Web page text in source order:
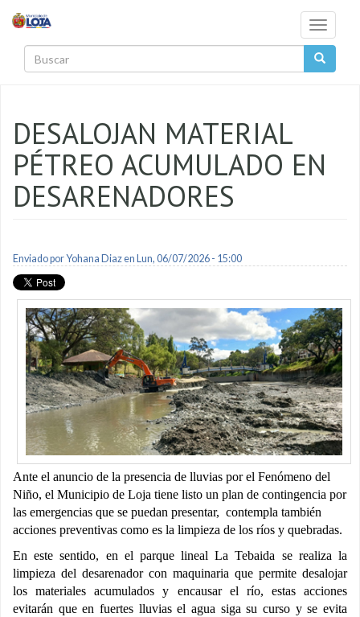
Toggle
DESALOJAN MATERIAL
PÉTREO ACUMULADO EN
DESARENADORES
Enviado porYohana Diazen Lun, 06/07/2026 - 15:00
Ante el anuncio de la presencia de lluvias por el Fenómeno del
Niño, el Municipio de Loja tiene listo un plan de contingencia por
las emergencias que se puedan presentar, contempla también
acciones preventivas como es la limpieza de los ríos y quebradas.
En este sentido, en el parque lineal La Tebaida se realiza la
limpieza del desarenador con maquinaria que permite desalojar
los materiales acumulados y encausar el río, estas acciones
evitarán que en fuertes lluvias el agua siga su curso y se evita